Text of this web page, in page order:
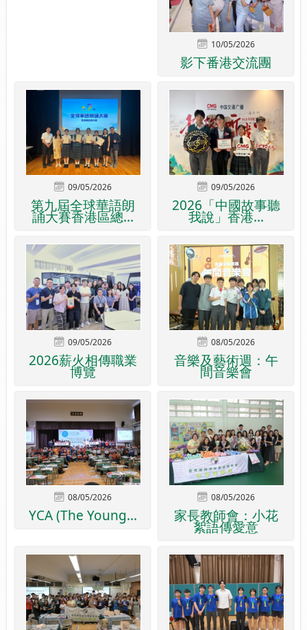
10/05/2026
影下番港交流團
09/05/2026
第九屆全球華語朗
誦大賽香港區總...
09/05/2026
2026「中國故事聽
我說」香港...
09/05/2026
2026薪火相傳職業
博覽
08/05/2026
音樂及藝術週：午
間音樂會
08/05/2026
YCA (The Young...
08/05/2026
家長教師會：小花
絮語傳愛意